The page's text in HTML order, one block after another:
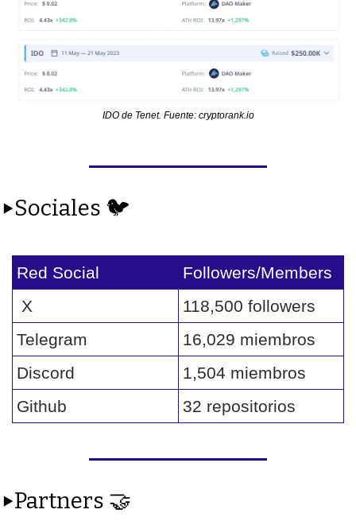
IDO de Tenet. Fuente: cryptorank.io
▶️Sociales 🐦
Red Social
Followers/Members
X
118,500 followers
Telegram
16,029 miembros
Discord
1,504 miembros
Github
32 repositorios
▶️Partners 🤝